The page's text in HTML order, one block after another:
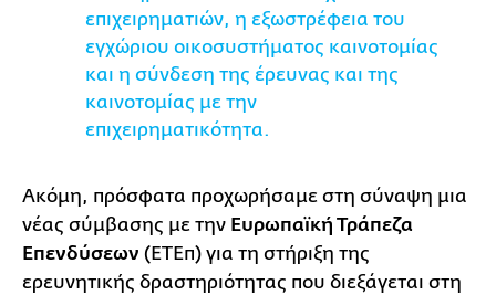
επιχειρηματιών, η εξωστρέφεια του
εγχώριου οικοσυστήματος καινοτομίας
και η σύνδεση της έρευνας και της
καινοτομίας με την
επιχειρηματικότητα.
Ακόμη, πρόσφατα προχωρήσαμε στη σύναψη μια
νέας σύμβασης με την Ευρωπαϊκή Τράπεζα
Επενδύσεων (ΕΤΕπ) για τη στήριξη της
ερευνητικής δραστηριότητας που διεξάγεται στη